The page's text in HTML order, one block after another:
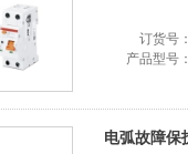
订货号
产品型号
电弧故障保